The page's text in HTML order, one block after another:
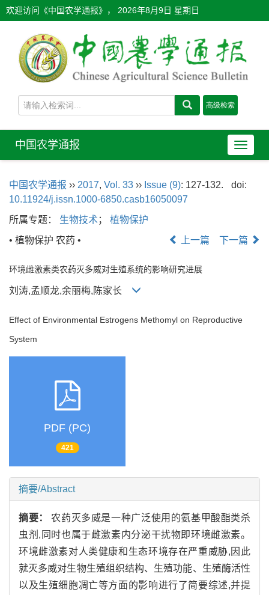
欢迎访问《中国农学通报》， 2026年8月9日 星期日
导
航
换
中国农学通报
中国农学通报 ›› 2017, Vol. 33 ›› Issue (9): 127-132.
doi:
10.11924/j.issn.1000-6850.casb16050097
所属专题： 生物技术； 植物保护
• 植物保护 农药 •
上一篇 下一篇
环境雌激素类农药灭多威对生殖系统的影响研究进展
刘涛,孟顺龙,余丽梅,陈家长
Effect of Environmental Estrogens Methomyl on Reproductive
System
PDF (PC)
421
摘要/Abstract
摘要：农药灭多威是一种广泛使用的氨基甲酸酯类杀
虫剂,同时也属于雌激素内分泌干扰物即环境雌激素。
环境雌激素对人类健康和生态环境存在严重威胁,因此
就灭多威对生物生殖组织结构、生殖功能、生殖酶活性
以及生殖细胞凋亡等方面的影响进行了简要综述,并提